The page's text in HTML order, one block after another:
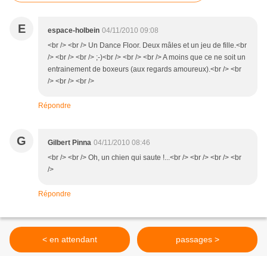
E espace-holbein 04/11/2010 09:08
<br /> <br /> Un Dance Floor. Deux mâles et un jeu de fille.<br
/> <br /> <br /> ;-)<br /> <br /> <br /> A moins que ce ne soit un
entrainement de boxeurs (aux regards amoureux).<br /> <br
/> <br /> <br />
Répondre
G Gilbert Pinna 04/11/2010 08:46
<br /> <br /> Oh, un chien qui saute !...<br /> <br /> <br /> <br
/>
Répondre
< en attendant passages >